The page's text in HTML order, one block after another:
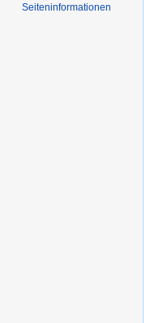
Seiten­­informationen